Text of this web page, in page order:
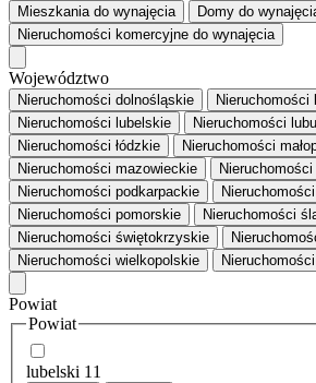
Mieszkaniado wynajęcia Domy do
Nieruchomości komercyjne do wynajęcia
Województwo
Nieruchomości dolnośląskie
Nieruchomości
Nieruchomości lubelskie
Nieruchomości
Nieruchomości łódzkie
Nieruchomości
Nieruchomości mazowieckie
Nieruchomości podkarpackie
Nieruchomości pomorskie
Nieruchomości
Nieruchomości świętokrzyskie
Nieruchomości wielkopolskie
Powiat
Powiat
lubelski 11